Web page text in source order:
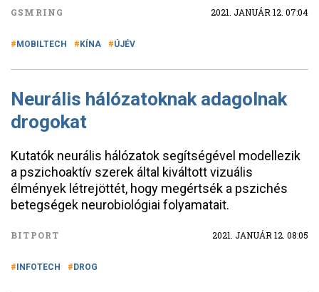
GSMRING 2021. JANUÁR 12. 07:04
MOBILTECH KÍNA ÚJÉV
Neurális hálózatoknak adagolnak
drogokat
Kutatók neurális hálózatok segítségével modellezik
a pszichoaktív szerek által kiváltott vizuális
élmények létrejöttét, hogy megértsék a pszichés
betegségek neurobiológiai folyamatait.
BITPORT 2021. JANUÁR 12. 08:05
INFOTECH DROG